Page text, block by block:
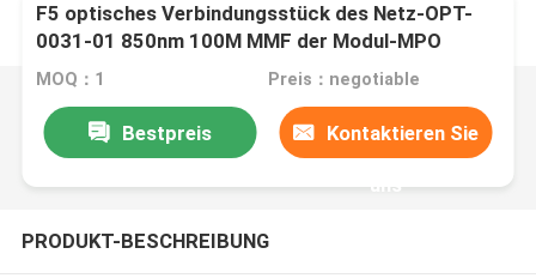
F5 optisches Verbindungsstück des Netz-OPT-
0031-01 850nm 100M MMF der Modul-MPO
MOQ：1 Preis：negotiable
Bestpreis Kontaktieren Sie
uns
PRODUKT-BESCHREIBUNG